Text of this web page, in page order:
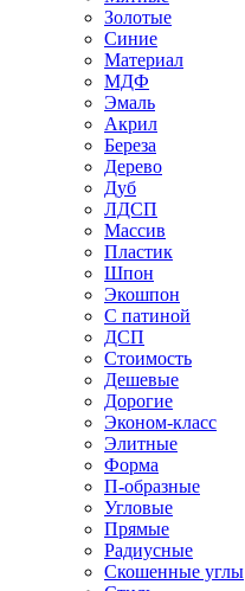
Золотые
Синие
Материал
МДФ
Эмаль
Акрил
Береза
Дерево
Дуб
ЛДСП
Массив
Пластик
Шпон
Экошпон
С патиной
ДСП
Стоимость
Дешевые
Дорогие
Эконом-класс
Элитные
Форма
П-образные
Угловые
Прямые
Радиусные
Скошенные углы